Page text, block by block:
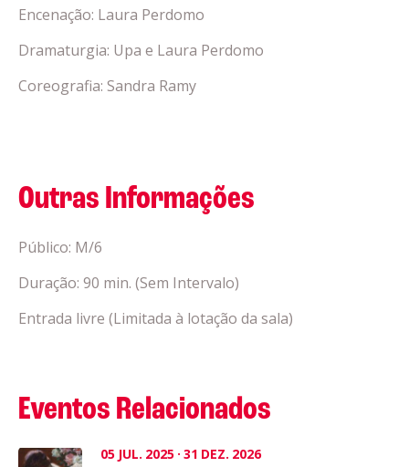
Encenação: Laura Perdomo
Dramaturgia: Upa e Laura Perdomo
Coreografia: Sandra Ramy
Outras Informações
Público: M/6
Duração: 90 min. (Sem Intervalo)
Entrada livre (Limitada à lotação da sala)
Eventos Relacionados
05 JUL. 2025 · 31 DEZ. 2026